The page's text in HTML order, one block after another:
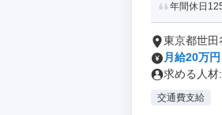
年間休日
東京都世田
月給20万円
求める人材
交通費支給